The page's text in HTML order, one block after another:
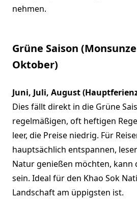
nehmen.
Grüne Saison
Oktober)
Juni, Juli, August
Dies fällt direkt in die Grüne
regelmäßigen, oft heftigen
leer, die Preise niedrig. Für
hauptsächlich entspannen,
Natur genießen möchten, kann
sein. Ideal für den Khao Sok
Landschaft am üppigsten ist.